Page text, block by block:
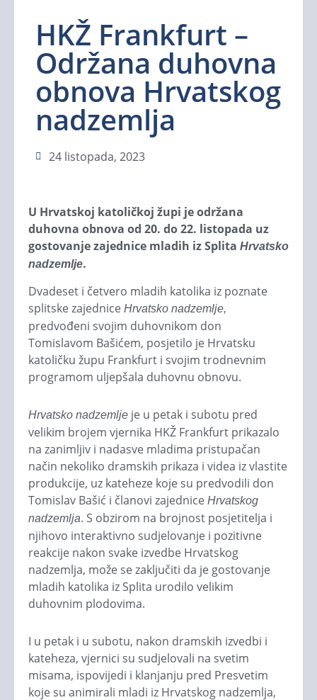
HKŽ Frankfurt –
Održana duhovna
obnova Hrvatskog
nadzemlja
24 listopada, 2023
U Hrvatskoj katoličkoj župi je održana
duhovna obnova od 20. do 22. listopada uz
gostovanje zajednice mladih iz Splita Hrvatsko
nadzemlje.
Dvadeset i četvero mladih katolika iz poznate
splitske zajednice Hrvatsko nadzemlje,
predvođeni svojim duhovnikom don
Tomislavom Bašićem, posjetilo je Hrvatsku
katoličku župu Frankfurt i svojim trodnevnim
programom uljepšala duhovnu obnovu.
Hrvatsko nadzemlje je u petak i subotu pred
velikim brojem vjernika HKŽ Frankfurt prikazalo
na zanimljiv i nadasve mladima pristupačan
način nekoliko dramskih prikaza i videa iz vlastite
produkcije, uz kateheze koje su predvodili don
Tomislav Bašić i članovi zajednice Hrvatskog
nadzemlja. S obzirom na brojnost posjetitelja i
njihovo interaktivno sudjelovanje i pozitivne
reakcije nakon svake izvedbe Hrvatskog
nadzemlja, može se zaključiti da je gostovanje
mladih katolika iz Splita urodilo velikim
duhovnim plodovima.
I u petak i u subotu, nakon dramskih izvedbi i
kateheza, vjernici su sudjelovali na svetim
misama, ispovijedi i klanjanju pred Presvetim
koje su animirali mladi iz Hrvatskog nadzemlja,